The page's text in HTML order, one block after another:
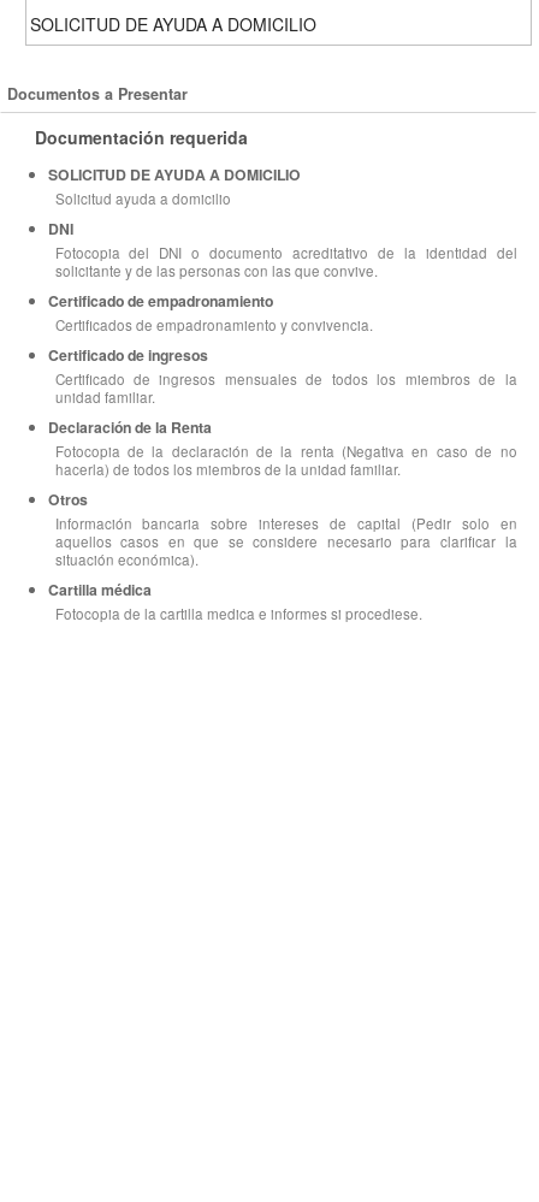
SOLICITUD DE AYUDA A DOMICILIO
Documentos a Presentar
Documentación requerida
SOLICITUD DE AYUDA A DOMICILIO
Solicitud ayuda a domicilio
DNI
Fotocopia del DNI o documento acreditativo de la identidad del
solicitante y de las personas con las que convive.
Certificado de empadronamiento
Certificados de empadronamiento y convivencia.
Certificado de ingresos
Certificado de ingresos mensuales de todos los miembros de la
unidad familiar.
Declaración de la Renta
Fotocopia de la declaración de la renta (Negativa en caso de no
hacerla) de todos los miembros de la unidad familiar.
Otros
Información bancaria sobre intereses de capital (Pedir solo en
aquellos casos en que se considere necesario para clarificar la
situación económica).
Cartilla médica
Fotocopia de la cartilla medica e informes si procediese.